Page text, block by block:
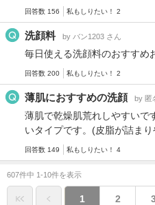
回答数 156 私もしりたい！ 2
洗顔料 by バン1203 さん
毎日使える洗顔料のおすすめ
回答数 200 私もしりたい！ 2
薄肌におすすめの洗顔 by 匿
薄肌で乾燥肌荒れしやすいで
いタイプです。(皮脂が詰まり
回答数 149 私もしりたい！ 4
607件中 1-10件を表示
1 2